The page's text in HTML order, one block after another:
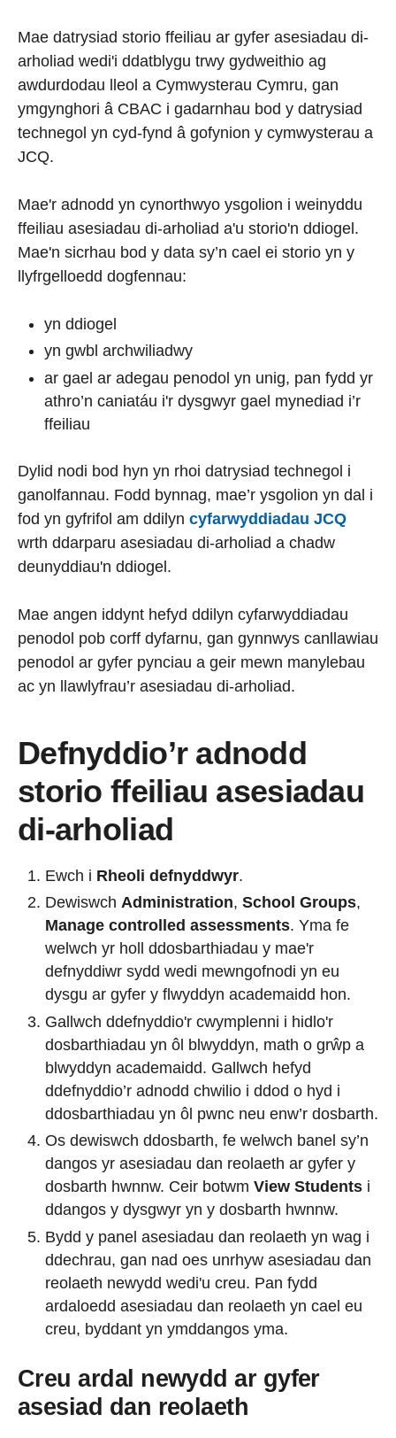
Mae datrysiad storio ffeiliau ar gyfer asesiadau di-
arholiad wedi'i ddatblygu trwy gydweithio ag
awdurdodau lleol a Cymwysterau Cymru, gan
ymgynghori â CBAC i gadarnhau bod y datrysiad
technegol yn cyd-fynd â gofynion y cymwysterau a
JCQ.
Mae'r adnodd yn cynorthwyo ysgolion i weinyddu
ffeiliau asesiadau di-arholiad a'u storio'n ddiogel.
Mae'n sicrhau bod y data sy’n cael ei storio yn y
llyfrgelloedd dogfennau:
yn ddiogel
yn gwbl archwiliadwy
ar gael ar adegau penodol yn unig, pan fydd yr
athro’n caniatáu i'r dysgwyr gael mynediad i’r
ffeiliau
Dylid nodi bod hyn yn rhoi datrysiad technegol i
ganolfannau. Fodd bynnag, mae’r ysgolion yn dal i
fod yn gyfrifol am ddilyn cyfarwyddiadau JCQ
wrth ddarparu asesiadau di-arholiad a chadw
deunyddiau'n ddiogel.
Mae angen iddynt hefyd ddilyn cyfarwyddiadau
penodol pob corff dyfarnu, gan gynnwys canllawiau
penodol ar gyfer pynciau a geir mewn manylebau
ac yn llawlyfrau’r asesiadau di-arholiad.
Defnyddio’r adnodd
storio ffeiliau asesiadau
di-arholiad
Ewch i Rheoli defnyddwyr.
Dewiswch Administration, School Groups,
Manage controlled assessments. Yma fe
welwch yr holl ddosbarthiadau y mae'r
defnyddiwr sydd wedi mewngofnodi yn eu
dysgu ar gyfer y flwyddyn academaidd hon.
Gallwch ddefnyddio'r cwymplenni i hidlo'r
dosbarthiadau yn ôl blwyddyn, math o grŵp a
blwyddyn academaidd. Gallwch hefyd
ddefnyddio’r adnodd chwilio i ddod o hyd i
ddosbarthiadau yn ôl pwnc neu enw’r dosbarth.
Os dewiswch ddosbarth, fe welwch banel sy’n
dangos yr asesiadau dan reolaeth ar gyfer y
dosbarth hwnnw. Ceir botwm View Students i
ddangos y dysgwyr yn y dosbarth hwnnw.
Bydd y panel asesiadau dan reolaeth yn wag i
ddechrau, gan nad oes unrhyw asesiadau dan
reolaeth newydd wedi'u creu. Pan fydd
ardaloedd asesiadau dan reolaeth yn cael eu
creu, byddant yn ymddangos yma.
Creu ardal newydd ar gyfer
asesiad dan reolaeth